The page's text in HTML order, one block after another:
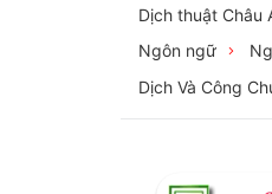
Dịch thuật Châu
Ngôn ngữ
Dịch Và Công